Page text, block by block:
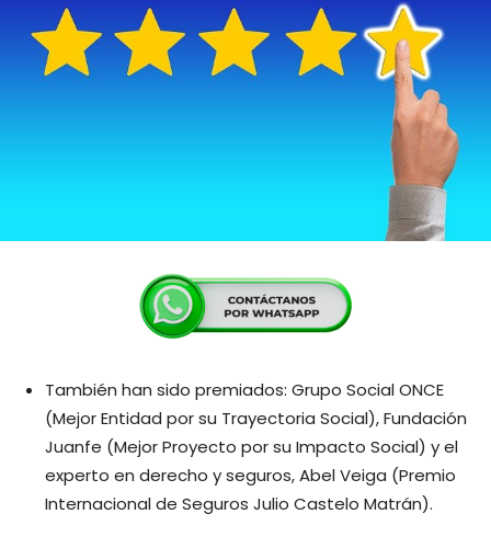
También han sido premiados: Grupo Social ONCE
(Mejor Entidad por su Trayectoria Social), Fundación
Juanfe (Mejor Proyecto por su Impacto Social) y el
experto en derecho y seguros, Abel Veiga (Premio
Internacional de Seguros Julio Castelo Matrán).